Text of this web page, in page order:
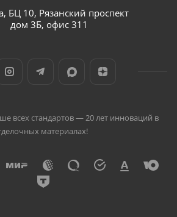
БЦ 10, Рязанский проспект
дом 3Б, офис 311
всех стандартов — 20 лет инноваций в
материалах!